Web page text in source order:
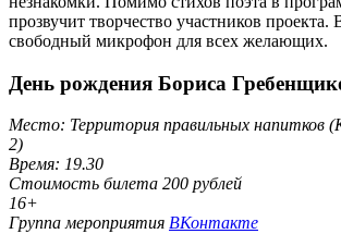
прозвучит творчество участников
свободный микрофон для всех желающих.
День рождения Бориса
Место: Территория правильных напитков
2)
Время: 19.30
Стоимость билета 200 рублей
16+
Группа мероприятия ВКонтакте